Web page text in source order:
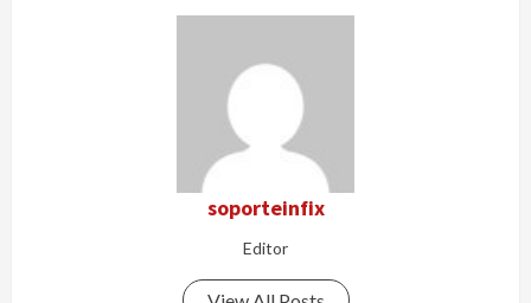
soporteinfix
Editor